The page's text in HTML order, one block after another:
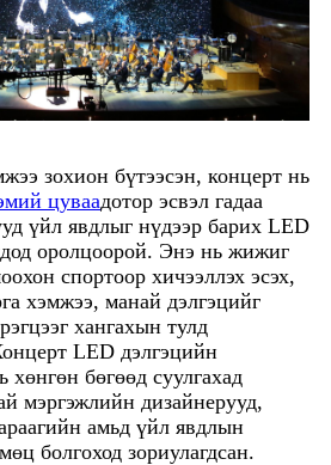
зохион бүтээсэн, концерт нь
цуваадотор эсвэл гадаа
үйл явдлыг нүдээр барих LED
оролцоорой. Энэ нь жижиг
спортоор хичээллэх эсэх,
хэмжээ, манай дэлгэцийг
хангахын тулд
LED дэлгэцийн
хөнгөн бөгөөд суулгахад
мэргэжлийн дизайнерууд,
амьд үйл явдлын
болгоход зориулагдсан.